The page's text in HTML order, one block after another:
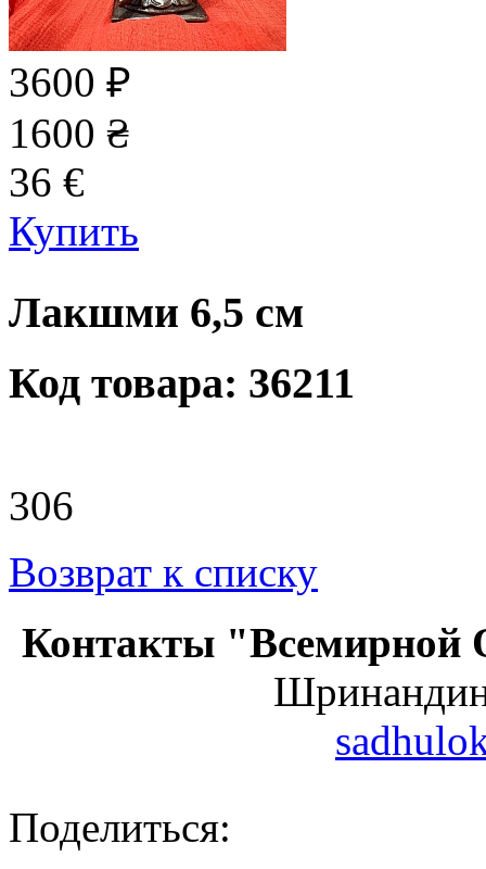
3600 ₽
1600 ₴
36 €
Купить
Лакшми 6,5 см
Код товара: 36211
306
Возврат к списку
Контакты
Поделиться: